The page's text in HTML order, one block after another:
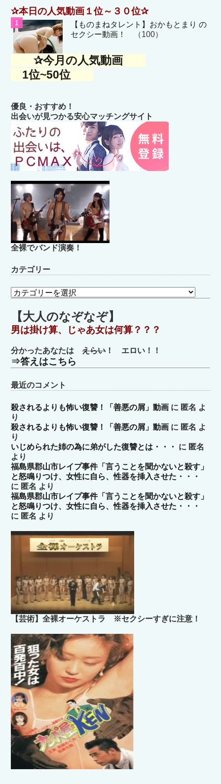
✰本日の人気動画１位～３０位✰
【ものまねタレント】おかもとまり の
セクシー動画！
（100）
✰今月の人気動画
1位~50位
優良・おすすめ！
出会いが見つかる安心マッチングサイト
全裸でバンド演奏！
カテゴリー
カ
テ
ゴ
リ
ー
【大人のなぞなぞ】
男は掛け算、じゃあ女は何算？？？
分かったあなたはえらい！ エロい！！
⇒答えはこちら
最近のコメント
殺されるよりも怖い復讐！「善悪の屑」動画 に 匿名 よ
り
殺されるよりも怖い復讐！「善悪の屑」動画 に 匿名 よ
り
いじめられた姉の為に弟がした復讐とは・・・
に 匿名
より
福島県郡山市レイプ事件「言うことを聞かないと殺す」
と怒鳴りつけ、女性に自ら、性器を挿入させた・・・
に 匿名 より
福島県郡山市レイプ事件「言うことを聞かないと殺す」
と怒鳴りつけ、女性に自ら、性器を挿入させた・・・
に 匿名 より
【芸術】全裸オーケストラ ※セクシーすぎに注意！